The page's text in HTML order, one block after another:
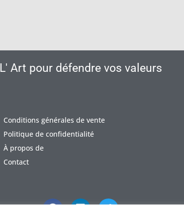
L' Art pour défendre vos valeurs
Conditions générales de vente
Politique de confidentialité
À propos de
Contact